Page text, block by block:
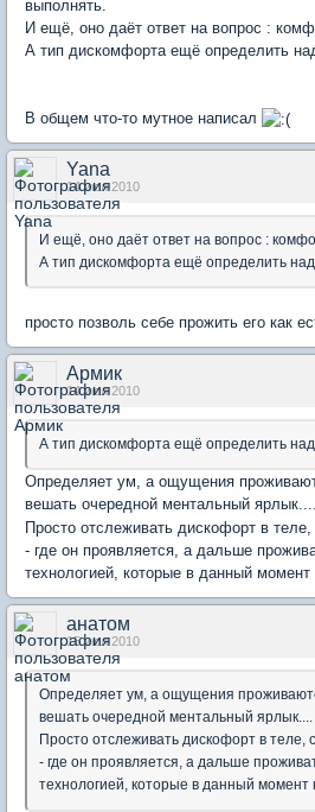
выполнять.
И ещё, оно даёт ответ на вопрос :
А тип дискомфорта ещё определить
В общем что-то мутное написал
Yana
14 июл 2010
И ещё, оно даёт ответ на вопрос :
А тип дискомфорта ещё определить
просто позволь себе прожить его как
Армик
14 июл 2010
А тип дискомфорта ещё определить
Определяет ум, а ощущения
вешать очередной ментальный ярлык....
Просто отслеживать дискофорт в
- где он проявляется, а дальше
технологией, которые в данный
анатом
15 июл 2010
Определяет ум, а ощущения
вешать очередной ментальный ярлык....
Просто отслеживать дискофорт в теле,
- где он проявляется, а дальше
технологией, которые в данный